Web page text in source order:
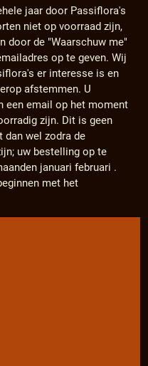
jaar door Passiflora's
niet op voorraad zijn,
door de "Waarschuw me"
op te geven. Wij
er interesse is en
afstemmen. U
een email op het moment
zijn. Dit is geen
dan wel zodra de
uw bestelling op te
januari februari .
met het